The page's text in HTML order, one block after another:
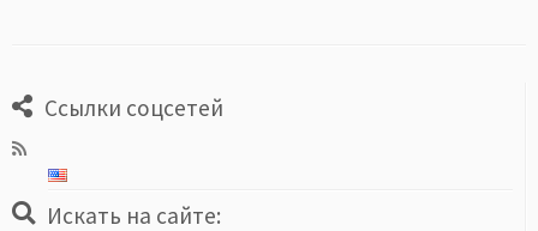
Ссылки соцсетей
Искать на сайте: